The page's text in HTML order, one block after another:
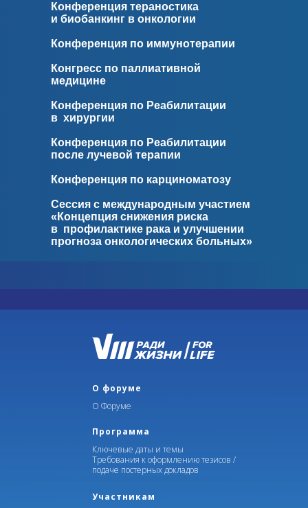
Конференция тераностика
и биобанкинг в онкологии
Конференция по иммунотерапии
Конгресс по паллиативной
медицине
Конференция по Реабилитации
в хирургии
Конференция по Реабилитации
после лучевой терапии
Конференция по карциноматозу
Сессия с международным участием
«Концепция снижения риска
в профилактике рака и улучшении
прогноза онкологических больных»
О форуме
О Форуме
Программа
Ключевые даты и темы
Требования к оформлению тезисов /
подаче постерных докладов
Участникам